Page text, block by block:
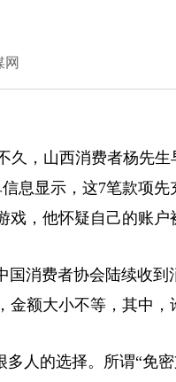
网
久，山西消费者杨先
息显示，这7笔款项
，他怀疑自己的账户
消费者协会陆续收到
额大小不等，其中
的选择。所谓“免密